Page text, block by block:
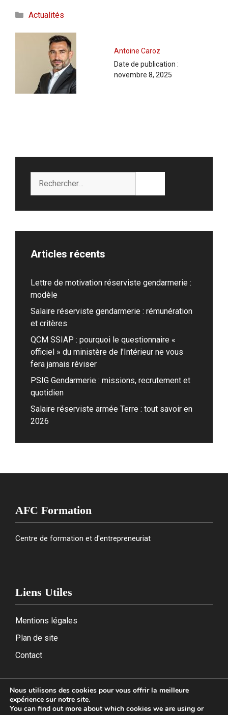
Catégories
Actualités
Antoine Caroz
Date de publication :
novembre 8, 2025
Articles récents
Lettre de motivation réserviste gendarmerie :
modèle
Salaire réserviste gendarmerie : rémunération
et critères
QCM SSIAP : pourquoi le questionnaire «
officiel » du ministère de l’Intérieur ne vous
fera jamais réviser
PSIG Gendarmerie : missions, recrutement et
quotidien
Salaire réserviste armée Terre : tout savoir en
2026
AFC Formation
Centre de formation et d'entrepreneuriat
Liens Utiles
Mentions légales
Plan de site
Contact
2026
Nous utilisons des cookies pour vous offrir la meilleure
expérience sur notre site.
You can find out more about which cookies we are using or